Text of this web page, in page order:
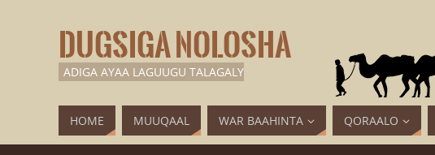
DUGSIGA NOLOSHA
ADIGA AYAA LAGUUGU TALAGALY
HOME MUUQAAL WAR BAAHINTA QORAALO